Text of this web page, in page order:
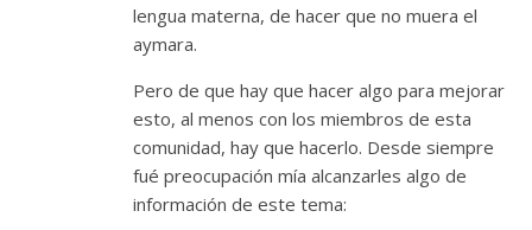
lengua materna, de hacer que no muera el
aymara.
Pero de que hay que hacer algo para mejorar
esto, al menos con los miembros de esta
comunidad, hay que hacerlo. Desde siempre
fué preocupación mía alcanzarles algo de
información de este tema: